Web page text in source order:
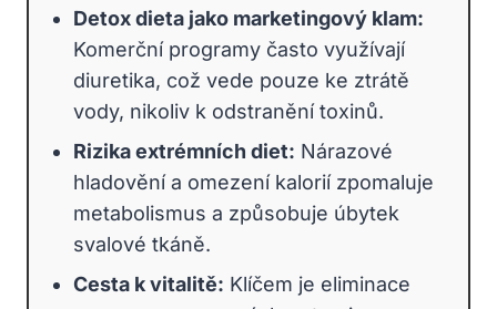
Detox dieta jako marketingový klam:
Komerční programy často využívají
diuretika, což vede pouze ke ztrátě
vody, nikoliv k odstranění toxinů.
Rizika extrémních diet: Nárazové
hladovění a omezení kalorií zpomaluje
metabolismus a způsobuje úbytek
svalové tkáně.
Cesta k vitalitě: Klíčem je eliminace